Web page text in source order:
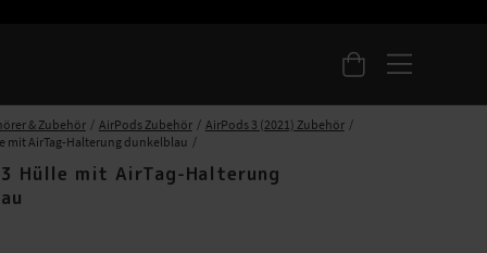
& Zubehör AirPods Zubehör
AirPods 3 (2021) Zubehör
mit AirTag-Halterung dunkelblau
Hülle mit AirTag-Halterung